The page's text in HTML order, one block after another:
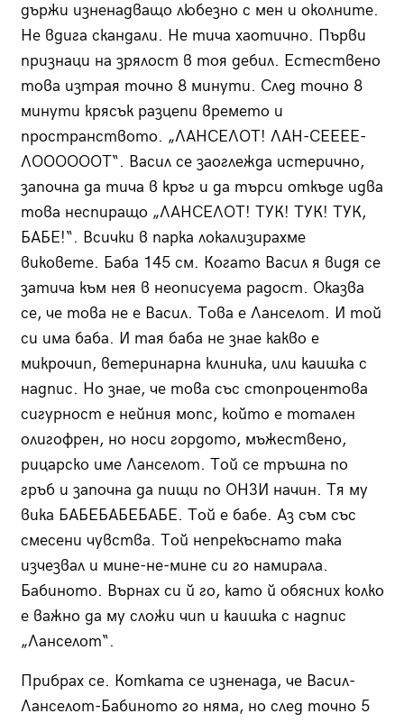
държи изненадващо любезно с мен и околните.
Не вдига скандали. Не тича хаотично. Първи
признаци на зрялост в тоя дебил. Естествено
това изтрая точно 8 минути. След точно 8
минути крясък разцепи времето и
пространството. „ЛАНСЕЛОТ! ЛАН-СЕЕЕЕ-
ЛООООООТ“. Васил се заоглежда истерично,
започна да тича в кръг и да търси откъде идва
това неспиращо „ЛАНСЕЛОТ! ТУК! ТУК! ТУК,
БАБЕ!“. Всички в парка локализирахме
виковете. Баба 145 см. Когато Васил я видя се
затича към нея в неописуема радост. Оказва
се, че това не е Васил. Това е Ланселот. И той
си има баба. И тая баба не знае какво е
микрочип, ветеринарна клиника, или каишка с
надпис. Но знае, че това със стопроцентова
сигурност е нейния мопс, който е тотален
олигофрен, но носи гордото, мъжествено,
рицарско име Ланселот. Той се тръшна по
гръб и започна да пищи по ОНЗИ начин. Тя му
вика БАБЕБАБЕБАБЕ. Той е бабе. Аз съм със
смесени чувства. Той непрекъснато така
изчезвал и мине-не-мине си го намирала.
Бабиното. Върнах си й го, като й обясних колко
е важно да му сложи чип и каишка с надпис
„Ланселот“.
Прибрах се. Котката се изненада, че Васил-
Ланселот-Бабиното го няма, но след точно 5